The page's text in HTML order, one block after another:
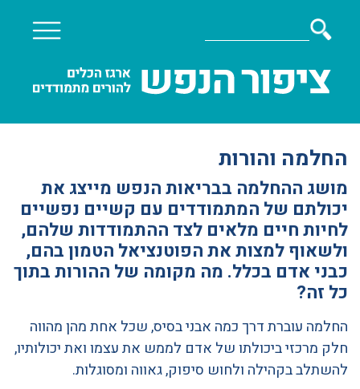
החלמה והורות
מושג ההחלמה בבריאות הנפש מייצג את
יכולתם של המתמודדים עם קשיים נפשיים
לחיות חיים מלאים לצד ההתמודדות שלהם,
ולשאוף למצות את הפוטנציאל הטמון בהם,
כבני אדם בכלל. מה מקומה של ההורות בתוך
כל זה?
החלמה עוברת דרך כמה אבני בסיס, שכל אחת מהן מהווה
חלק מרכזי ביכולתו של אדם לממש את עצמו ואת יכולותיו,
להשתלב בקהילה ולחוש סיפוק, גאווה ומסוגלות.